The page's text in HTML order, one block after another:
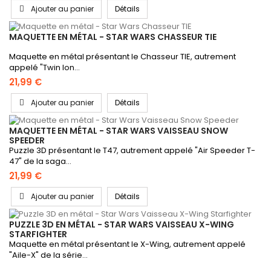
Ajouter au panier Détails
MAQUETTE EN MÉTAL - STAR WARS CHASSEUR TIE
Maquette en métal présentant le Chasseur TIE, autrement
appelé "Twin Ion...
21,99 €
Ajouter au panier Détails
MAQUETTE EN MÉTAL - STAR WARS VAISSEAU SNOW
SPEEDER
Puzzle 3D présentant le T47, autrement appelé "Air Speeder T-
47" de la saga...
21,99 €
Ajouter au panier Détails
PUZZLE 3D EN MÉTAL - STAR WARS VAISSEAU X-WING
STARFIGHTER
Maquette en métal présentant le X-Wing, autrement appelé
"Aile-X" de la série...